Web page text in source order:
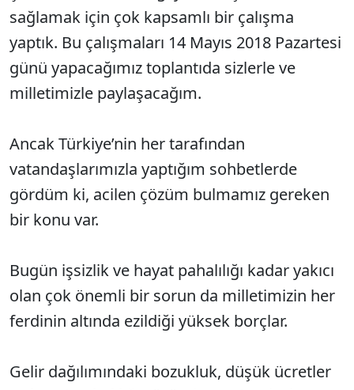
sağlamak için çok kapsamlı bir çalışma
yaptık. Bu çalışmaları 14 Mayıs 2018 Pazartesi
günü yapacağımız toplantıda sizlerle ve
milletimizle paylaşacağım.
Ancak Türkiye’nin her tarafından
vatandaşlarımızla yaptığım sohbetlerde
gördüm ki, acilen çözüm bulmamız gereken
bir konu var.
Bugün işsizlik ve hayat pahalılığı kadar yakıcı
olan çok önemli bir sorun da milletimizin her
ferdinin altında ezildiği yüksek borçlar.
Gelir dağılımındaki bozukluk, düşük ücretler